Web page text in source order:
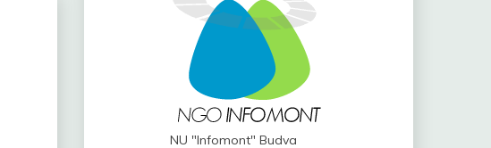
NU "Infomont" Budva